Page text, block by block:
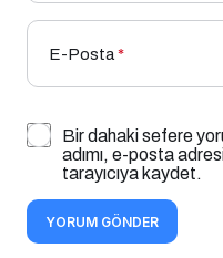
E-Posta*
Bir dahaki sefere
adımı, e-posta
tarayıcıya kaydet.
YORUM GÖNDER